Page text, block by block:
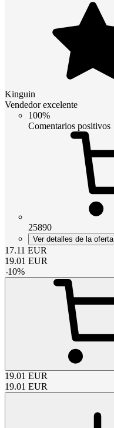
Kinguin
Vendedor excelente
100%
Comentarios positivos
25890
Ver detalles de la oferta
17.11 EUR
19.01 EUR
-10%
19.01 EUR
19.01 EUR